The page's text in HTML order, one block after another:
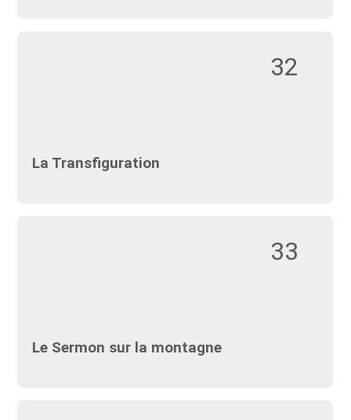
32
La Transfiguration
33
Le Sermon sur la montagne